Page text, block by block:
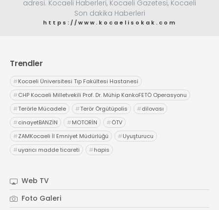
adresi. Kocaeli Haberleri, Kocaeli Gazetesi, Kocaeli
Son dakika Haberleri
https://www.kocaelisokak.com
Trendler
#Kocaeli Üniversitesi Tıp Fakültesi Hastanesi
#CHP Kocaeli Milletvekili Prof. Dr. Mühip KankoFETÖ Operasyonu
#Terörle Mücadele #Terör Örgütüpolis #dilovası
#cinayetBANZİN #MOTORİN #ÖTV
#ZAMKocaeli İl Emniyet Müdürlüğü #Uyuşturucu
#uyarıcı madde ticareti #hapis
Web TV
Foto Galeri